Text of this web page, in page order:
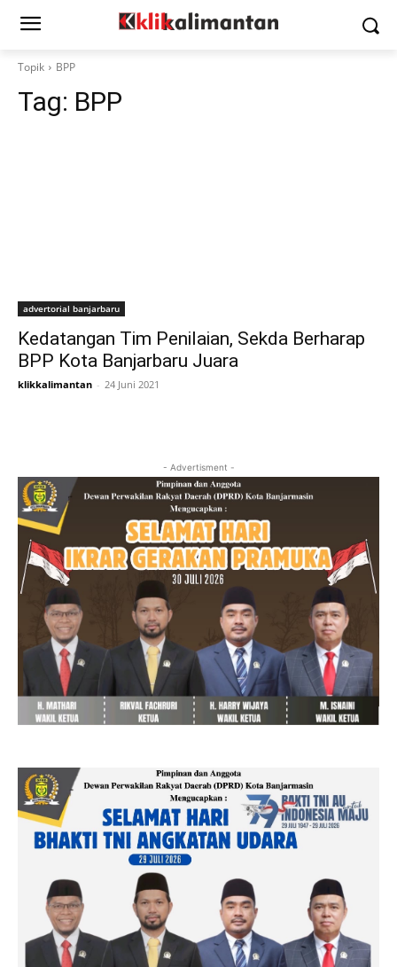
Topik BPP
Tag: BPP
advertorial banjarbaru
Kedatangan Tim Penilaian, Sekda Berharap
BPP Kota Banjarbaru Juara
klikkalimantan - 24 Juni 2021
- Advertisment -